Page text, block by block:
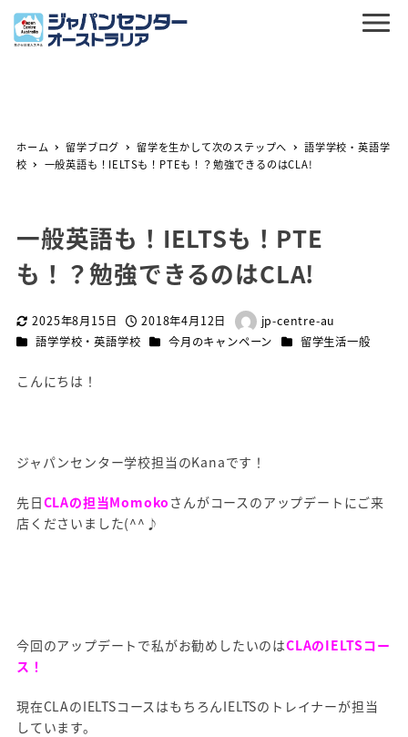
ホーム 留学ブログ 留学を生かして次のステップへ
語学学校・英語学
校
一般英語も！IELTSも！PTEも！？勉強できるのはCLA!
一般英語も！IELTSも！PTE
も！？勉強できるのはCLA!
更新日2025年8月15日 投稿日2018年4月12日
著
者
jp-centre-au
カテゴリー
語学学校・英語学校 カテゴリー
今月のキャンペーン カテゴリー
留学生活一般
こんにちは！
ジャパンセンター学校担当のKanaです！
先日CLAの担当Momoko さんがコースのアップデートにご来
店くださいました(^^♪
今回のアップデートで私がお勧めしたいのはCLAのIELTSコー
ス！
現在CLAのIELTSコースはもちろんIELTSのトレイナーが担当
しています。